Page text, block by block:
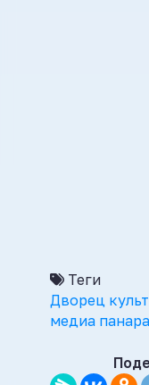
Теги
Дворец
медиа